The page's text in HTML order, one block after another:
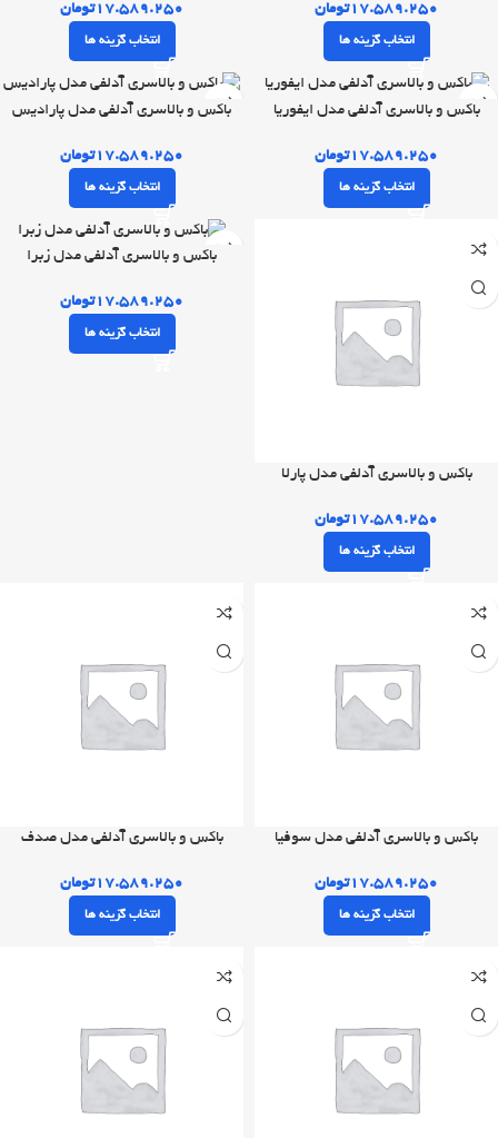
۱۷.۵۸۹.۲۵۰تومان
انتخاب گزینه ها
۱۷.۵۸۹.۲۵۰تومان
انتخاب گزینه ها
باکس و بالاسری آدلفی مدل ایفوریا
۱۷.۵۸۹.۲۵۰تومان
انتخاب گزینه ها
باکس و بالاسری آدلفی مدل پارادیس
۱۷.۵۸۹.۲۵۰تومان
انتخاب گزینه ها
باکس و بالاسری آدلفی مدل پارلا
۱۷.۵۸۹.۲۵۰تومان
انتخاب گزینه ها
باکس و بالاسری آدلفی مدل زبرا
۱۷.۵۸۹.۲۵۰تومان
انتخاب گزینه ها
باکس و بالاسری آدلفی مدل سوفیا
۱۷.۵۸۹.۲۵۰تومان
انتخاب گزینه ها
باکس و بالاسری آدلفی مدل صدف
۱۷.۵۸۹.۲۵۰تومان
انتخاب گزینه ها